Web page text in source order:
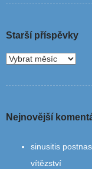
Starší příspěvky
Nejnovější
sinusitis
vítězství